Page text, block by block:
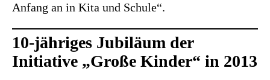
Anfang an in Kita und Schule“.
10-jähriges Jubiläum der
Initiative „Große Kinder“ in 2013